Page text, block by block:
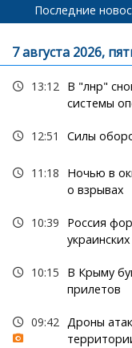
Последние
7 августа 2026,
13:12 В "лнр"
системы
12:51 Силы
11:18
Ночью в
о взрывах
10:39
Россия
10:15
В Крыму
прилетов
09:42 Дроны